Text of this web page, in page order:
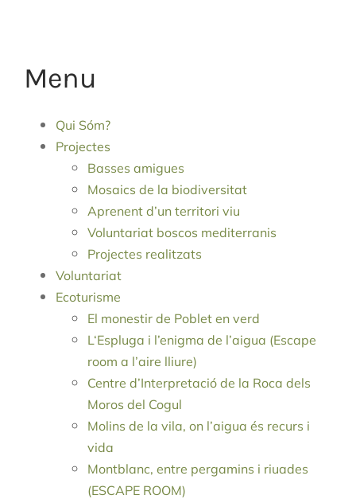
Menu
Qui Sóm?
Projectes
Basses amigues
Mosaics de la biodiversitat
Aprenent d’un territori viu
Voluntariat boscos mediterranis
Projectes realitzats
Voluntariat
Ecoturisme
El monestir de Poblet en verd
L‘Espluga i l’enigma de l’aigua (Escape
room a l’aire lliure)
Centre d’Interpretació de la Roca dels
Moros del Cogul
Molins de la vila, on l’aigua és recurs i
vida
Montblanc, entre pergamins i riuades
(ESCAPE ROOM)